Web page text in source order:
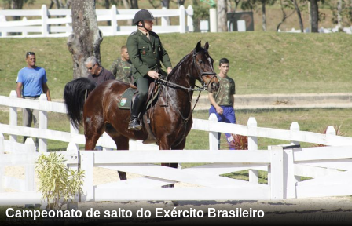
Campeonato de salto do Exército Brasileiro